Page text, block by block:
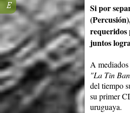
Si por
requeridos
juntos
A
"La Tin
del tiempo
su primer
uruguaya.
E